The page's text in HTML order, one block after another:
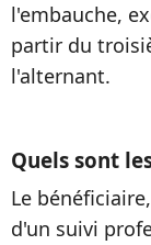
l'embauche,
partir du
l'alternant.
Quels sont
Le
d'un suivi